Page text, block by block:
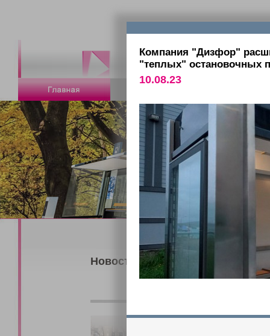
Новости
Компания "Дизфор"
"теплых" остановочных
10.08.23